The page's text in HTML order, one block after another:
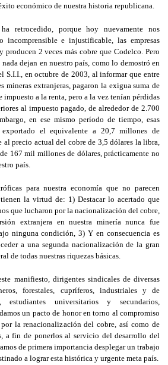
económico de nuestra historia republicana.
retrocedido, porque hoy nuevamente nos
incomprensible e injustificable, las empresas
producen 2 veces más cobre que Codelco. Pero
dejan en nuestro país, como lo demostró en
S.I.I., en octubre de 2003, al informar que entre
mineras extranjeras, pagaron la exigua suma de
impuesto a la renta, pero a la vez tenían pérdidas
al impuesto pagado, de alrededor de 2.700
en ese mismo período de tiempo, esas
exportado el equivalente a 20,7 millones de
al precio actual del cobre de 3,5 dólares la libra,
167 mil millones de dólares, prácticamente no
país.
para nuestra economía que no parecen
la virtud de: 1) Destacar lo acertado que
que lucharon por la nacionalización del cobre,
extranjera en nuestra minería nunca fue
ninguna condición, 3) Y en consecuencia es
a una segunda nacionalización de la gran
de todas nuestras riquezas básicas.
manifiesto, dirigentes sindicales de diversas
forestales, cupríferos, industriales y de
estudiantes universitarios y secundarios,
un pacto de honor en torno al compromiso
la renacionalización del cobre, así como de
a fin de ponerlos al servicio del desarrollo del
de primera importancia desplegar un trabajo
a lograr esta histórica y urgente meta país.